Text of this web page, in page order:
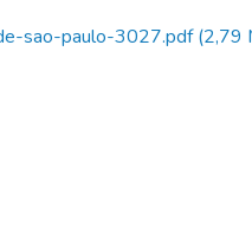
sao-paulo-3027.pdf(2,79